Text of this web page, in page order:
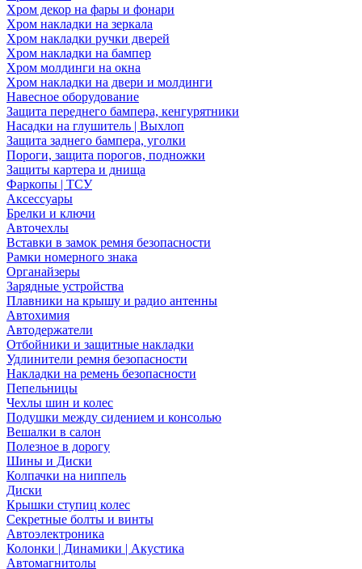
Хром декор на фары и фонари
Хром накладки на зеркала
Хром накладки ручки дверей
Хром накладки на бампер
Хром молдинги на окна
Хром накладки на двери и молдинги
Навесное оборудование
Защита переднего бампера, кенгурятники
Насадки на глушитель | Выхлоп
Защита заднего бампера, уголки
Пороги, защита порогов, подножки
Защиты картера и днища
Фаркопы | ТСУ
Аксессуары
Брелки и ключи
Авточехлы
Вставки в замок ремня безопасности
Рамки номерного знака
Органайзеры
Зарядные устройства
Плавники на крышу и радио антенны
Автохимия
Автодержатели
Отбойники и защитные накладки
Удлинители ремня безопасности
Накладки на ремень безопасности
Пепельницы
Чехлы шин и колес
Подушки между сидением и консолью
Вешалки в салон
Полезное в дорогу
Шины и Диски
Колпачки на ниппель
Диски
Крышки ступиц колес
Секретные болты и винты
Автоэлектроника
Колонки | Динамики | Акустика
Автомагнитолы